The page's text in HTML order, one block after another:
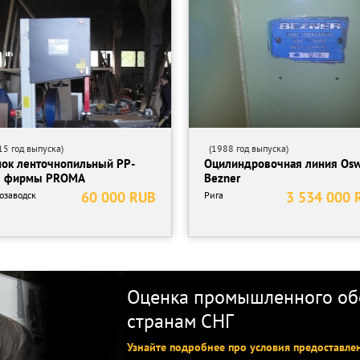
год выпуска)
ленточнопильный PP-
фирмы PROMA
60 000 RUB
(1988 год выпуска)
Оцилиндровочная линия
Bezner
3 534 000
Рига
Оценка промышленного
странам СНГ
Узнайте подробнее про условия